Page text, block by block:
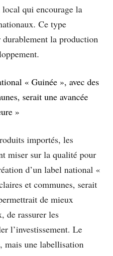
qui encourage la
Ce type
la production
« Guinée », avec des
serait une avancée
»
importés, les
miser sur la qualité pour
d’un label national «
et communes, serait
de mieux
de rassurer les
l’investissement. Le
mais une labellisation